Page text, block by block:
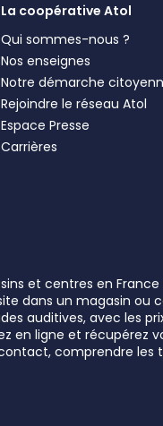
La coopérative Atol
Qui sommes-nous ?
Nos enseignes
Notre démarche
Rejoindre le réseau Atol
Espace Presse
Carrières
et centres en
dans un magasin ou
auditives, avec les
en ligne et récupérez
comprendre les